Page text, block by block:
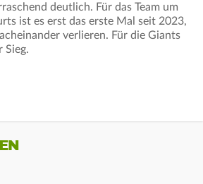
deutlich. Für das Team um
ist es erst das erste Mal seit 2023,
verlieren. Für die Giants
Sieg.